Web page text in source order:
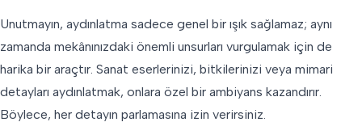
Unutmayın, aydınlatma sadece genel bir ışık sağlamaz; aynı
zamanda mekânınızdaki önemli unsurları vurgulamak için de
harika bir araçtır. Sanat eserlerinizi, bitkilerinizi veya mimari
detayları aydınlatmak, onlara özel bir ambiyans kazandırır.
Böylece, her detayın parlamasına izin verirsiniz.